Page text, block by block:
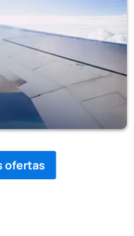
ofertas